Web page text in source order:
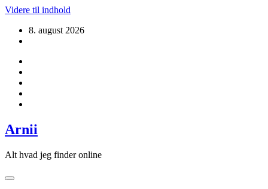
Videre til indhold
8. august 2026
Arnii
Alt hvad jeg finder online